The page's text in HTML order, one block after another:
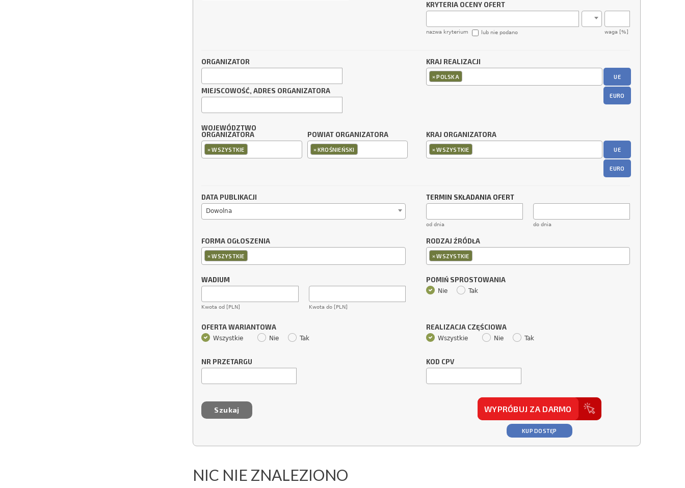
KRYTERIA OCENY OFERT
nazwa kryterium waga [%]
lub nie podano
ORGANIZATOR
MIEJSCOWOŚĆ, ADRES ORGANIZATORA
KRAJ REALIZACJI
×POLSKA UE
EURO
WOJEWÓDZTWO
ORGANIZATORA
×WSZYSTKIE
POWIAT ORGANIZATORA
×KROŚNIEŃSKI
KRAJ ORGANIZATORA
×WSZYSTKIE UE
EURO
DATA PUBLIKACJI
Dowolna
TERMIN SKŁADANIA OFERT
od dnia do dnia
FORMA OGŁOSZENIA
×WSZYSTKIE
RODZAJ ŹRÓDŁA
×WSZYSTKIE
WADIUM
Kwota od [PLN] Kwota do [PLN]
POMIŃ SPROSTOWANIA
Nie Tak
OFERTA WARIANTOWA
Wszystkie Nie Tak
REALIZACJA CZĘŚCIOWA
Wszystkie Nie Tak
NR PRZETARGU KOD CPV
WYPRÓBUJ ZA DARMO
KUP DOSTĘP
NIC NIE ZNALEZIONO